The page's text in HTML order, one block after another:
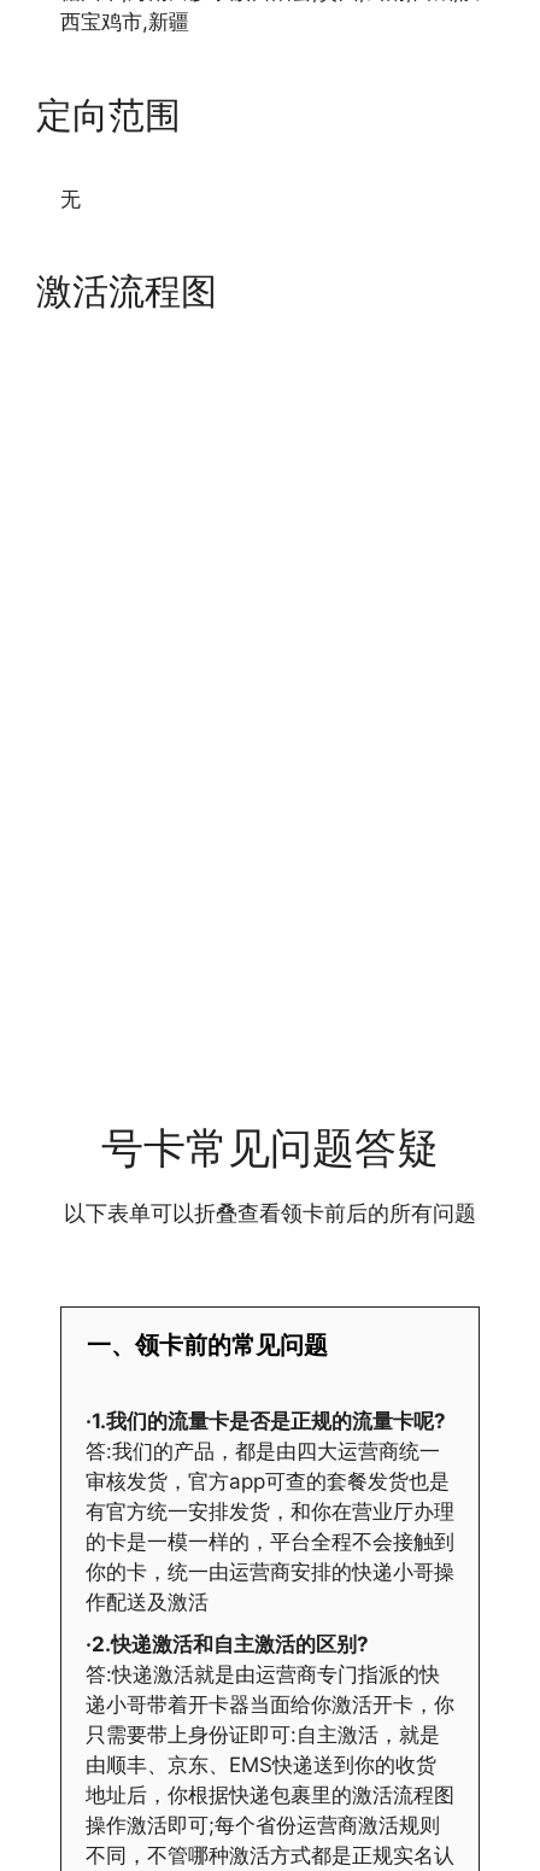
西宝鸡市,新疆
定向范围
无
激活流程图
号卡常见问题答疑
以下表单可以折叠查看领卡前后的所有问题
一、领卡前的常见问题
·1.我们的流量卡是否是正规的流量卡呢?
答:我们的产品，都是由四大运营商统一
审核发货，官方app可查的套餐发货也是
有官方统一安排发货，和你在营业厅办理
的卡是一模一样的，平台全程不会接触到
你的卡，统一由运营商安排的快递小哥操
作配送及激活
·2.快递激活和自主激活的区别?
答:快递激活就是由运营商专门指派的快
递小哥带着开卡器当面给你激活开卡，你
只需要带上身份证即可:自主激活，就是
由顺丰、京东、EMS快递送到你的收货
地址后，你根据快递包裹里的激活流程图
操作激活即可;每个省份运营商激活规则
不同，不管哪种激活方式都是正规实名认